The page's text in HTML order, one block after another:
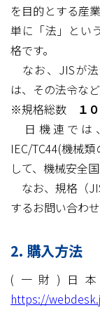
を目的とする産
単に「法」とい
格です。
なお、JISが
は、その法令な
※規格総数
１
日機連では
IEC/TC44(機械
して、機械安全
なお、規格（
するお問い合わ
2. 購入方法
(一財)日
https://